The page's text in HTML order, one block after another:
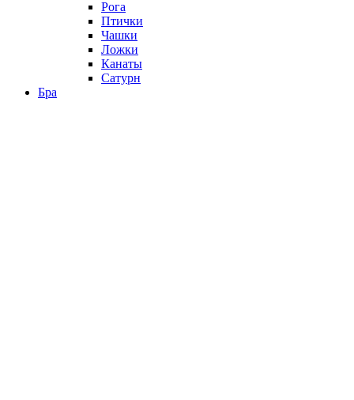
Рога
Птички
Чашки
Ложки
Канаты
Сатурн
Бра